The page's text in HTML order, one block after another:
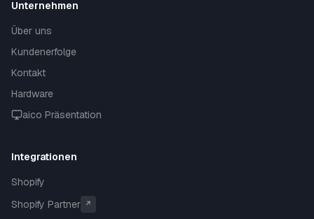
Unternehmen
Über uns
Kundenerfolge
Kontakt
Hardware
aico Präsentation
Integrationen
Shopify
Shopify Partner
↗